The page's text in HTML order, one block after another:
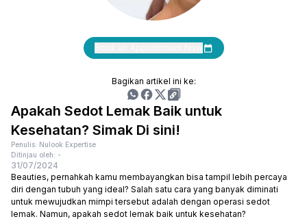
Bagikan artikel ini ke:
Apakah Sedot Lemak Baik untuk
Kesehatan? Simak Di sini!
Penulis: Nulook Expertise
Ditinjau oleh: -
31/07/2024
Beauties, pernahkah kamu membayangkan bisa tampil lebih percaya
diri dengan tubuh yang ideal? Salah satu cara yang banyak diminati
untuk mewujudkan mimpi tersebut adalah dengan operasi sedot
lemak. Namun, apakah sedot lemak baik untuk kesehatan?